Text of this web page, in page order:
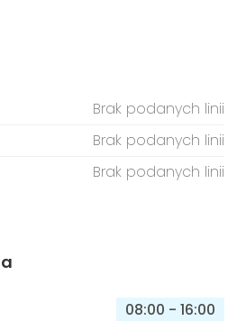
Brak podanych linii
Brak podanych linii
Brak podanych linii
08:00 - 16:00